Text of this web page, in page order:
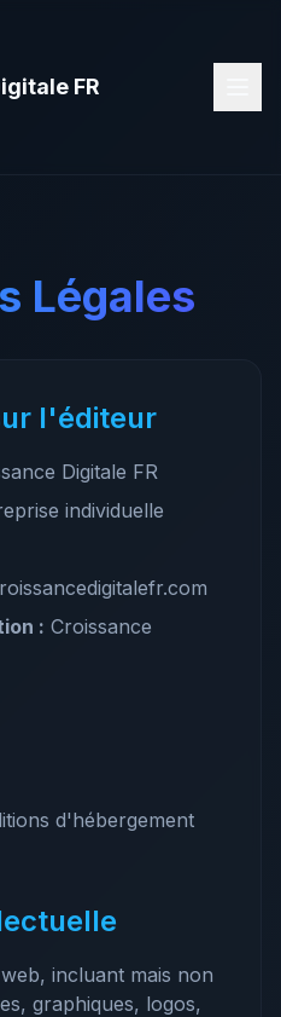
FR
Légales
l'éditeur
Digitale FR
individuelle
: Croissance
d'hébergement
incluant mais non
graphiques, logos,